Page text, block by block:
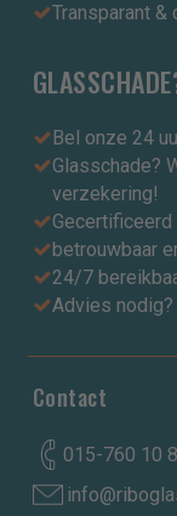
Transparant &
Bel onze 24
Glasschade?
verzekering!
Gecertificeerd
betrouwbaar
24/7
Advies
Contact
015-760 10